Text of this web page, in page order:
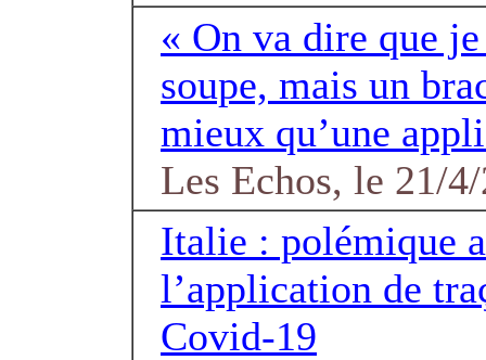
« On va dire que
soupe, mais un
mieux qu’une
Les Echos, le 21/
Italie : polémique
l’application de
Covid-19